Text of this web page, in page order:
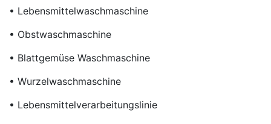
• Lebensmittelwaschmaschine
• Obstwaschmaschine
• Blattgemüse Waschmaschine
• Wurzelwaschmaschine
• Lebensmittelverarbeitungslinie